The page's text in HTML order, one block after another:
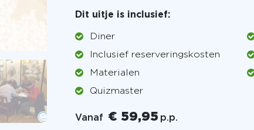
Dit uitje is inclusief:
Diner
Inclusief reserveringskosten
Materialen
Quizmaster
Vanaf € 59,95 p.p.